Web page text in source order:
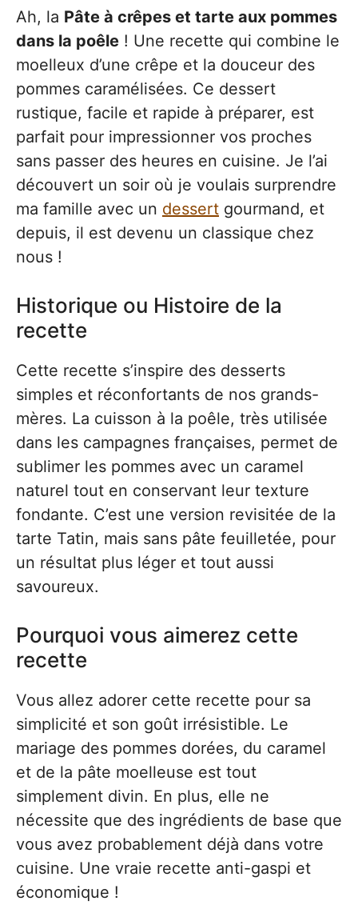
Ah, la Pâte à crêpes et tarte aux pommes
dans la poêle ! Une recette qui combine le
moelleux d’une crêpe et la douceur des
pommes caramélisées. Ce dessert
rustique, facile et rapide à préparer, est
parfait pour impressionner vos proches
sans passer des heures en cuisine. Je l’ai
découvert un soir où je voulais surprendre
ma famille avec un dessert gourmand, et
depuis, il est devenu un classique chez
nous !
Historique ou Histoire de la
recette
Cette recette s’inspire des desserts
simples et réconfortants de nos grands-
mères. La cuisson à la poêle, très utilisée
dans les campagnes françaises, permet de
sublimer les pommes avec un caramel
naturel tout en conservant leur texture
fondante. C’est une version revisitée de la
tarte Tatin, mais sans pâte feuilletée, pour
un résultat plus léger et tout aussi
savoureux.
Pourquoi vous aimerez cette
recette
Vous allez adorer cette recette pour sa
simplicité et son goût irrésistible. Le
mariage des pommes dorées, du caramel
et de la pâte moelleuse est tout
simplement divin. En plus, elle ne
nécessite que des ingrédients de base que
vous avez probablement déjà dans votre
cuisine. Une vraie recette anti-gaspi et
économique !